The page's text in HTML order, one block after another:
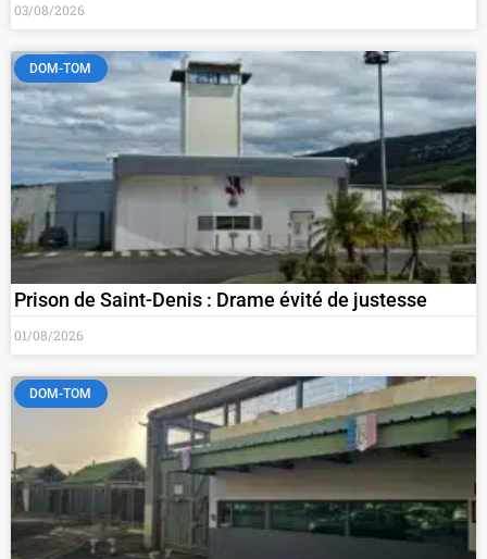
03/08/2026
DOM-TOM
Prison de Saint-Denis : Drame évité de justesse
01/08/2026
DOM-TOM